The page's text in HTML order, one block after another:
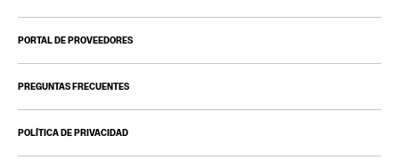
PORTAL DE PROVEEDORES
PREGUNTAS FRECUENTES
POLÍTICA DE PRIVACIDAD